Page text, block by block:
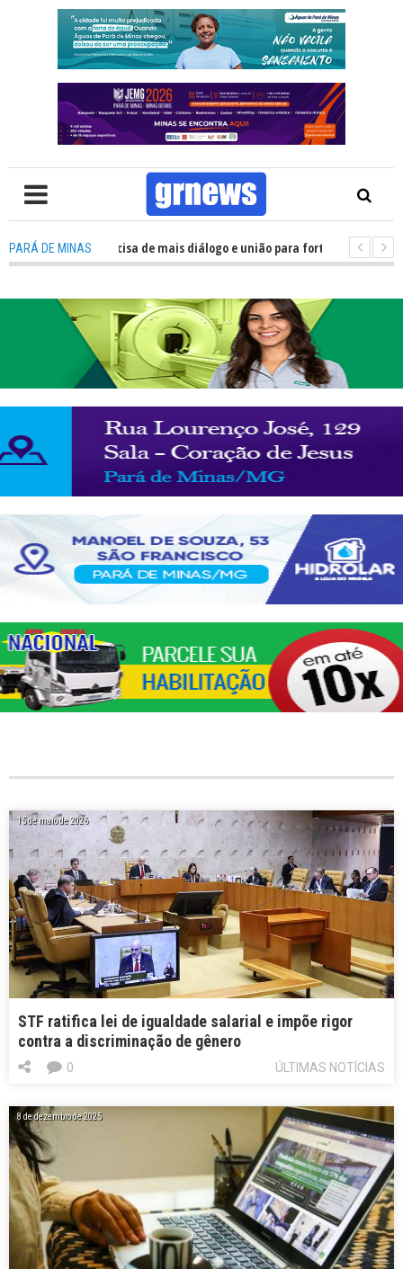
PARÁ DE MINAS
TV: Política precisa de mais diálogo e união para fortalecer Minas e
15 de maio de 2026
STF ratifica lei de igualdade salarial e impõe rigor
contra a discriminação de gênero
ÚLTIMAS NOTÍCIAS
0
8 de dezembro de 2025